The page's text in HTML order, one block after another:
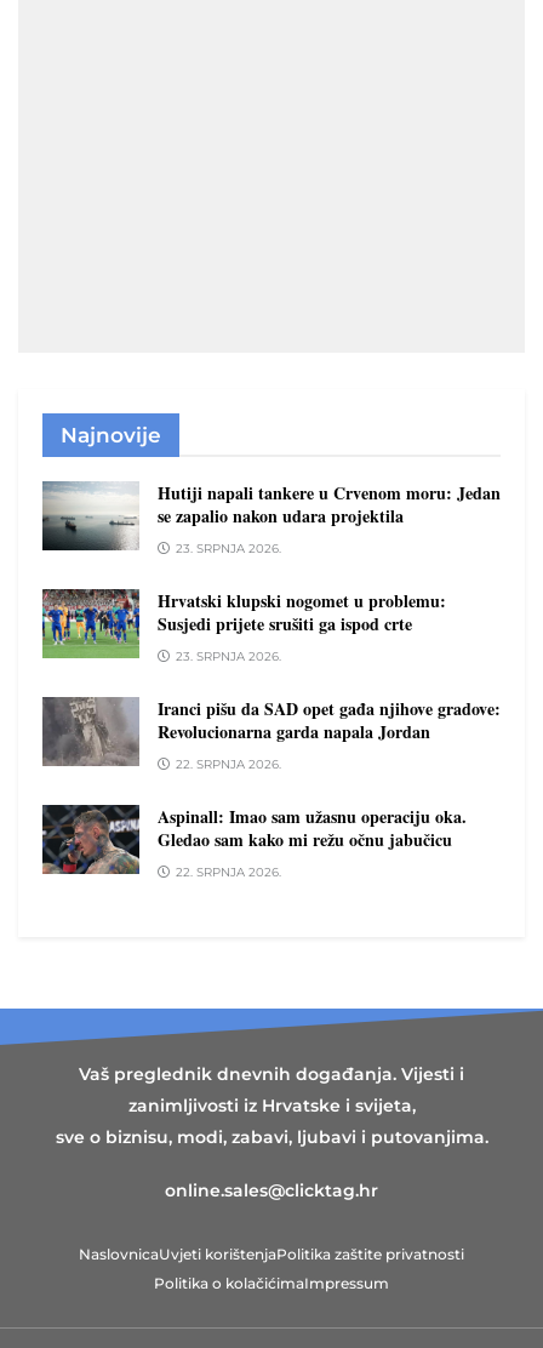
Najnovije
Hutiji napali tankere u Crvenom moru: Jedan
se zapalio nakon udara projektila
23. SRPNJA 2026.
Hrvatski klupski nogomet u problemu:
Susjedi prijete srušiti ga ispod crte
23. SRPNJA 2026.
Iranci pišu da SAD opet gađa njihove gradove:
Revolucionarna garda napala Jordan
22. SRPNJA 2026.
Aspinall: Imao sam užasnu operaciju oka.
Gledao sam kako mi režu očnu jabučicu
22. SRPNJA 2026.
Vaš preglednik dnevnih događanja. Vijesti i
zanimljivosti iz Hrvatske i svijeta,
sve o biznisu, modi, zabavi, ljubavi i putovanjima.
online.sales@clicktag.hr
NaslovnicaUvjeti korištenjaPolitika zaštite privatnosti
Politika o kolačićimaImpressum